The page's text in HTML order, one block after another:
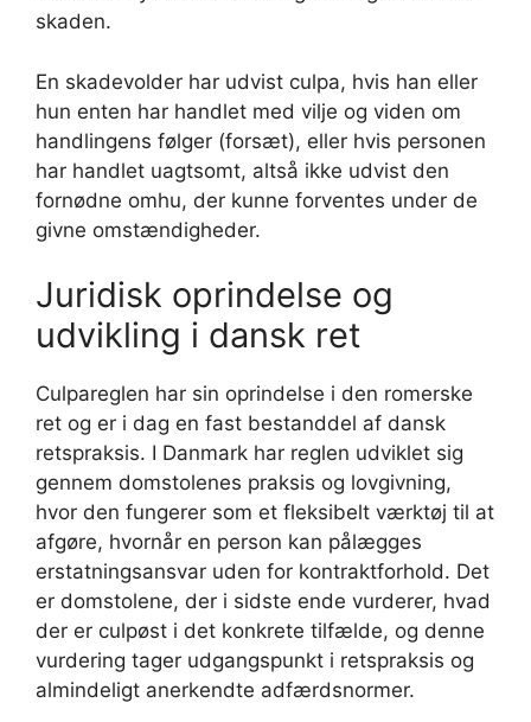
skaden.
En skadevolder har udvist culpa, hvis han eller
hun enten har handlet med vilje og viden om
handlingens følger (forsæt), eller hvis personen
har handlet uagtsomt, altså ikke udvist den
fornødne omhu, der kunne forventes under de
givne omstændigheder.
Juridisk oprindelse og
udvikling i dansk ret
Culpareglen har sin oprindelse i den romerske
ret og er i dag en fast bestanddel af dansk
retspraksis. I Danmark har reglen udviklet sig
gennem domstolenes praksis og lovgivning,
hvor den fungerer som et fleksibelt værktøj til at
afgøre, hvornår en person kan pålægges
erstatningsansvar uden for kontraktforhold. Det
er domstolene, der i sidste ende vurderer, hvad
der er culpøst i det konkrete tilfælde, og denne
vurdering tager udgangspunkt i retspraksis og
almindeligt anerkendte adfærdsnormer.